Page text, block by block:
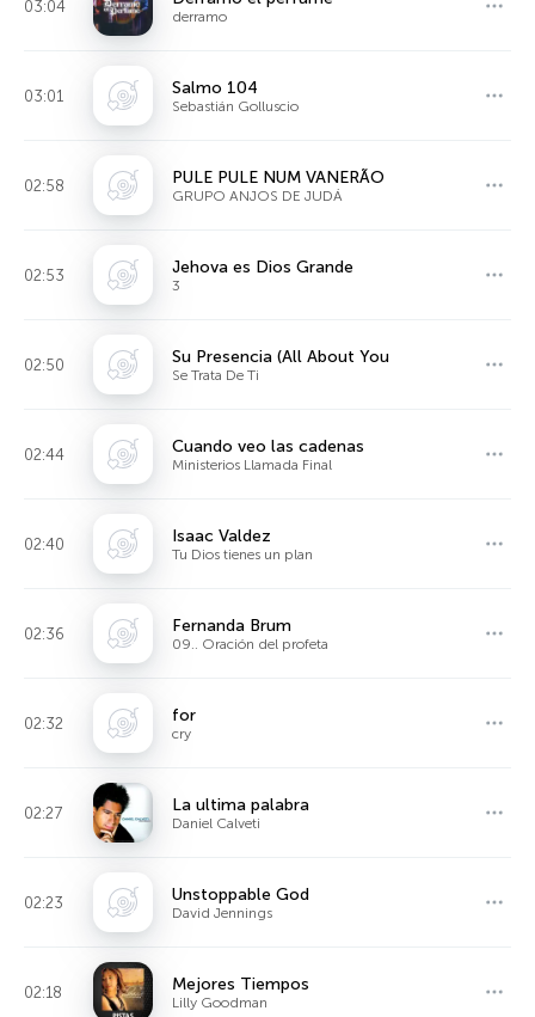
03:04
derramo
03:01 Salmo 104
Sebastián Golluscio
02:58 PULE PULE NUM VANERÃO
GRUPO ANJOS DE JUDÁ
02:53 Jehova es Dios Grande
3
02:50 Su Presencia (All About You
Se Trata De Ti
02:44 Cuando veo las cadenas
Ministerios Llamada Final
02:40 Isaac Valdez
Tu Dios tienes un plan
02:36 Fernanda Brum
09.. Oración del profeta
02:32 for
cry
02:27 La ultima palabra
Daniel Calveti
02:23 Unstoppable God
David Jennings
02:18 Mejores Tiempos
Lilly Goodman